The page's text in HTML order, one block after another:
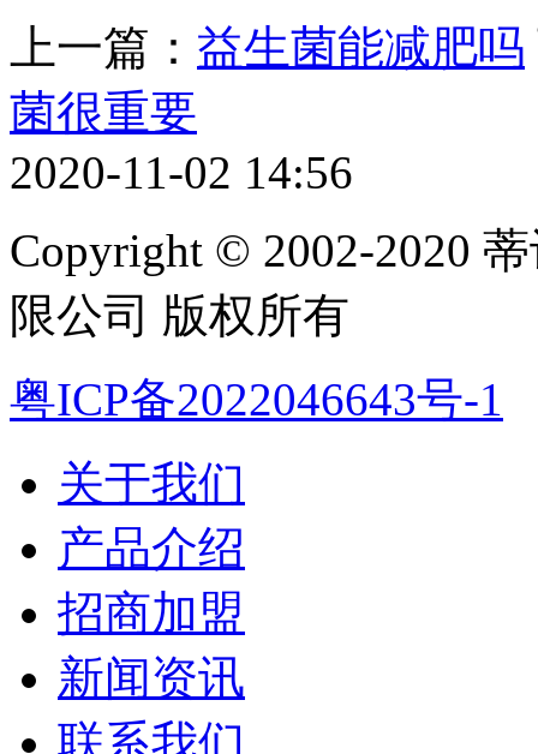
上一篇： 益生菌能减肥吗
菌很重要
2020-11-02 14:56
Copyright © 2002-2020
限公司 版权所有
粤ICP备2022046643号-1
关于我们
产品介绍
招商加盟
新闻资讯
联系我们